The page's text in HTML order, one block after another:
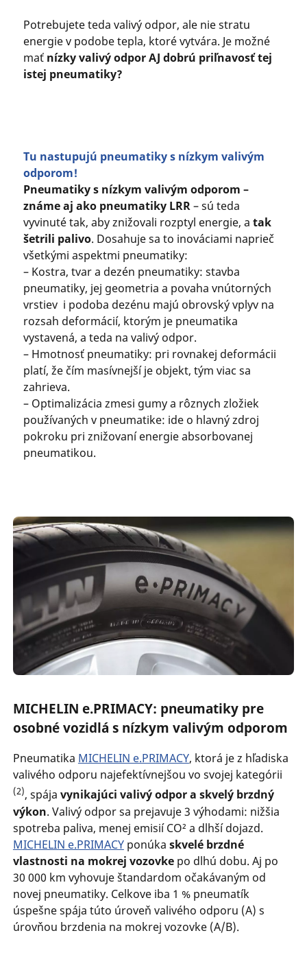
Potrebujete teda valivý odpor, ale nie stratu
energie v podobe tepla, ktoré vytvára. Je možné
mať nízky valivý odpor AJ dobrú priľnavosť tej
istej pneumatiky?
Tu nastupujú pneumatiky s nízkym valivým
odporom!
Pneumatiky s nízkym valivým odporom –
známe aj ako pneumatiky LRR– sú teda
vyvinuté tak, aby znižovali rozptyl energie, a tak
šetrili palivo. Dosahuje sa to inováciami naprieč
všetkými aspektmi pneumatiky:
– Kostra, tvar a dezén pneumatiky: stavba
pneumatiky, jej geometria a povaha vnútorných
vrstiev i podoba dezénu majú obrovský vplyv na
rozsah deformácií, ktorým je pneumatika
vystavená, a teda na valivý odpor.
– Hmotnosť pneumatiky: pri rovnakej deformácii
platí, že čím masívnejší je objekt, tým viac sa
zahrieva.
– Optimalizácia zmesi gumy a rôznych zložiek
používaných v pneumatike: ide o hlavný zdroj
pokroku pri znižovaní energie absorbovanej
pneumatikou.
MICHELIN e.PRIMACY: pneumatiky pre
osobné vozidlá s nízkym valivým odporom
Pneumatika MICHELIN e.PRIMACY, ktorá je z hľadiska
valivého odporu najefektívnejšou vo svojej kategórii
(2), spája vynikajúci valivý odpor a skvelý brzdný
výkon. Valivý odpor sa prejavuje 3 výhodami: nižšia
spotreba paliva, menej emisií CO² a dlhší dojazd.
MICHELIN e.PRIMACYponúka skvelé brzdné
vlastnosti na mokrej vozovkepo dlhú dobu. Aj po
30 000 km vyhovuje štandardom očakávaným od
novej pneumatiky. Celkove iba 1 % pneumatík
úspešne spája túto úroveň valivého odporu (A) s
úrovňou brzdenia na mokrej vozovke (A/B).